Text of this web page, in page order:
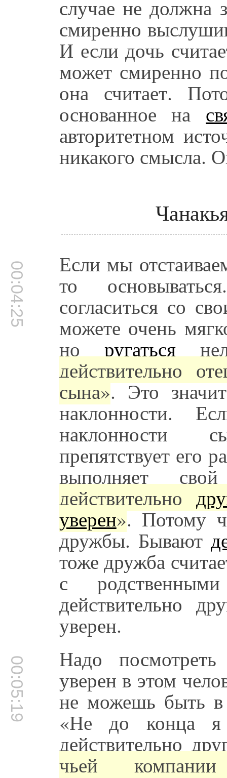
случае не должна
смиренно
И если дочь
может смиренно
она считает.
основанное на
авторитетном
никакого смысла.
00:04:25 Если мы
то
согласиться со
можете очень
но ругаться
действительно
сына». Это
наклонности.
наклонности
препятствует его
выполняет
действительно
уверен». Потому
дружбы. Бывают
тоже дружба
с
действительно
уверен.
00:05:19 Надо
уверен в этом
не можешь быть в
«Не до конца
действительно
чьей